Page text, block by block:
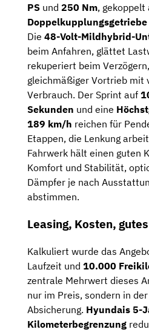
PS und 250 Nm, gekoppelt
Doppelkupplungsgetriebe
Die 48-Volt-Mildhybrid-
beim Anfahren, glättet
rekuperiert beim
gleichmäßiger Vortrieb mit
Verbrauch. Der Sprint auf
Sekunden und eine
189 km/h reichen für
Etappen, die Lenkung
Fahrwerk hält einen guten
Komfort und Stabilität,
Dämpfer je nach
abstimmen.
Leasing, Kosten,
Kalkuliert wurde das
Laufzeit und 10.000
zentrale Mehrwert dieses
nur im Preis, sondern in
Absicherung. Hyundais 5-
Kilometerbegrenzung